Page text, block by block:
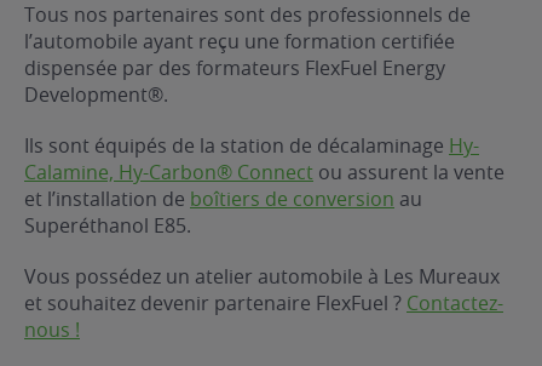
?
gratuit
le Superéthanol
?
de mon
Tous nos partenaires sont des professionnels de
l’automobile ayant reçu une formation certifiée
dispensée par des formateurs FlexFuel Energy
Development®.
Ils sont équipés de la station de décalaminage Hy-
Calamine, Hy-Carbon® Connect ou assurent la vente
et l’installation de boîtiers de conversion au
Superéthanol E85.
Vous possédez un atelier automobile à Les Mureaux
et souhaitez devenir partenaire FlexFuel ? Contactez-
nous !